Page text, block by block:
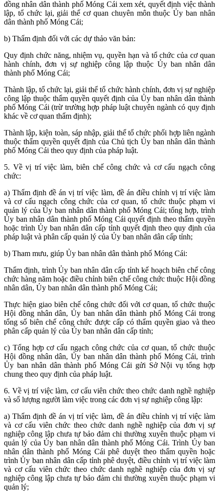
đồng nhân dân thành phố Móng Cái xem xét, quyết định việc thành
lập, tổ chức lại, giải thể cơ quan chuyên môn thuộc Ủy ban nhân
dân thành phố Móng Cái;
b) Thẩm định đối với các dự thảo văn bản:
Quy định chức năng, nhiệm vụ, quyền hạn và tổ chức của cơ quan
hành chính, đơn vị sự nghiệp công lập thuộc Ủy ban nhân dân
thành phố Móng Cái;
Thành lập, tổ chức lại, giải thể tổ chức hành chính, đơn vị sự nghiệp
công lập thuộc thẩm quyền quyết định của Ủy ban nhân dân thành
phố Móng Cái (trừ trường hợp pháp luật chuyên ngành có quy định
khác về cơ quan thẩm định);
Thành lập, kiện toàn, sáp nhập, giải thể tổ chức phối hợp liên ngành
thuộc thẩm quyền quyết định của Chủ tịch Ủy ban nhân dân thành
phố Móng Cái theo quy định của pháp luật.
5. Về vị trí việc làm, biên chế công chức và cơ cấu ngạch công
chức:
a) Thẩm định đề án vị trí việc làm, đề án điều chỉnh vị trí việc làm
và cơ cấu ngạch công chức của cơ quan, tổ chức thuộc phạm vi
quản lý của Ủy ban nhân dân thành phố Móng Cái; tổng hợp, trình
Ủy ban nhân dân thành phố Móng Cái quyết định theo thẩm quyền
hoặc trình Ủy ban nhân dân cấp tỉnh quyết định theo quy định của
pháp luật và phân cấp quản lý của Ủy ban nhân dân cấp tỉnh;
b) Tham mưu, giúp Ủy ban nhân dân thành phố Móng Cái:
Thẩm định, trình Ủy ban nhân dân cấp tỉnh kế hoạch biên chế công
chức hàng năm hoặc điều chỉnh biên chế công chức thuộc Hội đồng
nhân dân, Ủy ban nhân dân thành phố Móng Cái;
Thực hiện giao biên chế công chức đối với cơ quan, tổ chức thuộc
Hội đồng nhân dân, Ủy ban nhân dân thành phố Móng Cái trong
tổng số biên chế công chức được cấp có thẩm quyền giao và theo
phân cấp quản lý của Ủy ban nhân dân cấp tỉnh;
c) Tổng hợp cơ cấu ngạch công chức của cơ quan, tổ chức thuộc
Hội đồng nhân dân, Ủy ban nhân dân thành phố Móng Cái, trình
Ủy ban nhân dân thành phố Móng Cái gửi Sở Nội vụ tổng hợp
chung theo quy định của pháp luật.
6. Về vị trí việc làm, cơ cấu viên chức theo chức danh nghề nghiệp
và số lượng người làm việc trong các đơn vị sự nghiệp công lập:
a) Thẩm định đề án vị trí việc làm, đề án điều chỉnh vị trí việc làm
và cơ cấu viên chức theo chức danh nghề nghiệp của đơn vị sự
nghiệp công lập chưa tự bảo đảm chi thường xuyên thuộc phạm vi
quản lý của Ủy ban nhân dân thành phố Móng Cái. Trình Ủy ban
nhân dân thành phố Móng Cái phê duyệt theo thẩm quyền hoặc
trình Ủy ban nhân dân cấp tỉnh phê duyệt, điều chỉnh vị trí việc làm
và cơ cấu viên chức theo chức danh nghề nghiệp của đơn vị sự
nghiệp công lập chưa tự bảo đảm chi thường xuyên thuộc phạm vi
quản lý;